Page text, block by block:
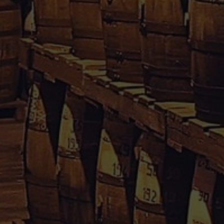
Rhum Caraïbes – Vente en ligne de rhum agricole de
Guadeloupe & Martinique.
Votre avis nous interesse, cliquez
içi
Informations
Conditions Générales de Vente
Mentions Légales